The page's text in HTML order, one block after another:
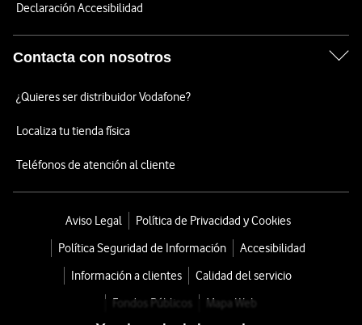
Declaración Accesibilidad
Contacta con nosotros
¿Quieres ser distribuidor Vodafone?
Localiza tu tienda física
Teléfonos de atención al cliente
Aviso Legal
Política de Privacidad y Cookies
Política Seguridad de Información
Accesibilidad
Información a clientes
Calidad del servicio
Fondos Públicos
Mapa Web